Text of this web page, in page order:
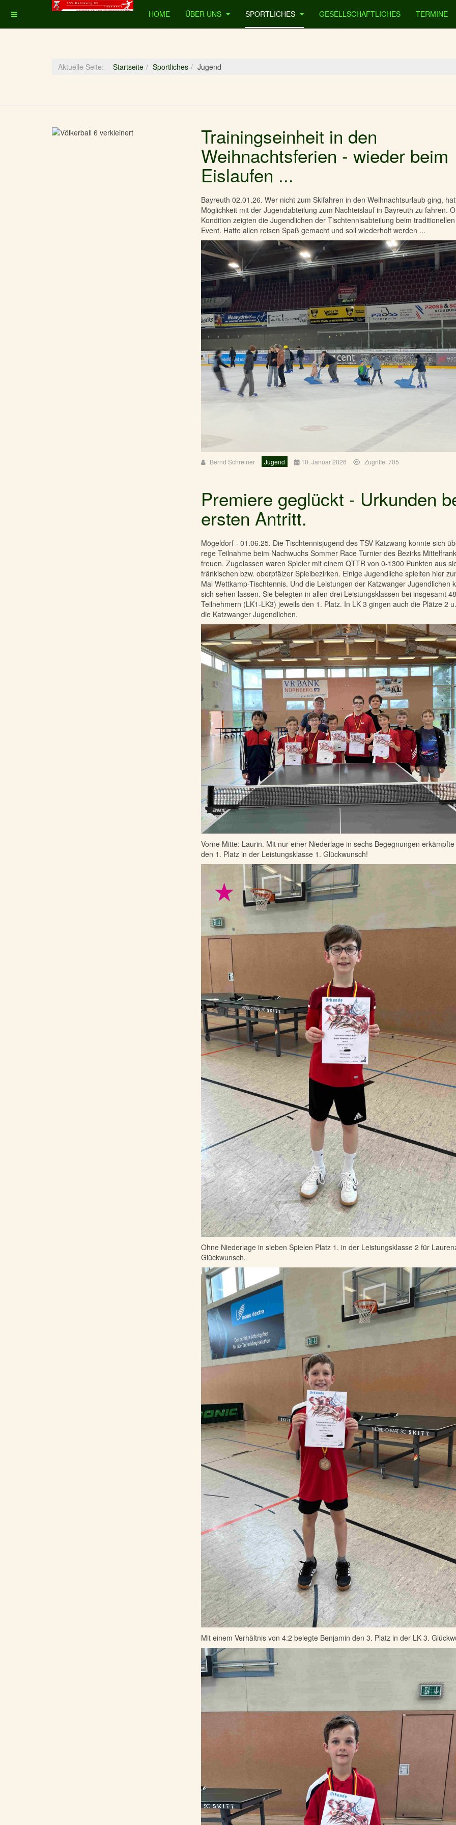
HOME ÜBER UNS SPORTLICHES GESELLSCHAFTLICHES TERMINE
Aktuelle Seite: Startseite Sportliches Jugend
Trainingseinheit in den
Weihnachtsferien - wieder beim
Eislaufen ...
Bayreuth 02.01.26. Wer nicht zum Skifahren in den Weihnachtsurlaub ging,
Möglichkeit mit der Jugendabteilung zum Nachteislauf in Bayreuth zu fahren.
Kondition zeigten die Jugendlichen der Tischtennisabteilung beim
Event. Hatte allen reisen Spaß gemacht und soll wiederholt werden ...
Bernd Schreiner Jugend 10. Januar 2026 Zugriffe: 705
Premiere geglückt - Urkunden
ersten Antritt.
Mögeldorf - 01.06.25. Die Tischtennisjugend des TSV Katzwang konnte sich
rege Teilnahme beim Nachwuchs Sommer Race Turnier des Bezirks
freuen. Zugelassen waren Spieler mit einem QTTR von 0-1300 Punkten aus
fränkischen bzw. oberpfälzer Spielbezirken. Einige Jugendliche spielten hier
Mal Wettkamp-Tischtennis. Und die Leistungen der Katzwanger Jugendlichen
sich sehen lassen. Sie belegten in allen drei Leistungsklassen bei insgesamt 48
Teilnehmern (LK1-LK3) jeweils den 1. Platz. In LK 3 gingen auch die Plätze 2
die Katzwanger Jugendlichen.
Vorne Mitte: Laurin. Mit nur einer Niederlage in sechs Begegnungen
den 1. Platz in der Leistungsklasse 1. Glückwunsch!
Ohne Niederlage in sieben Spielen Platz 1. in der Leistungsklasse 2 für
Glückwunsch.
Mit einem Verhältnis von 4:2 belegte Benjamin den 3. Platz in der LK 3.